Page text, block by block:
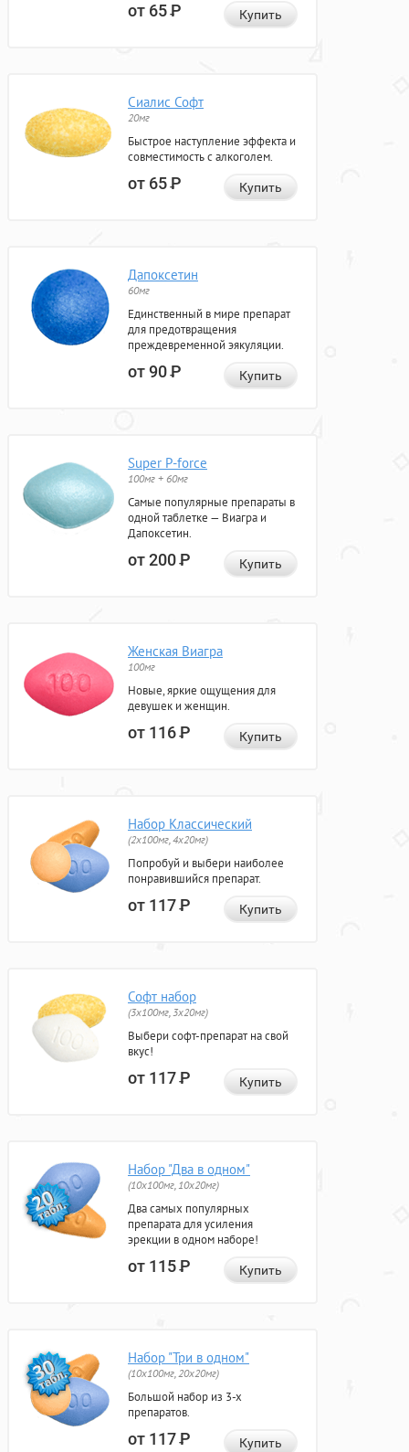
от 65Р Купить
Сиалис Софт
20мг
Быстрое наступление эффекта и
совместимость с алкоголем.
от 65Р Купить
Дапоксетин
60мг
Единственный в мире препарат
для предотвращения
преждевременной эякуляции.
от 90Р Купить
Super P-force
100мг + 60мг
Самые популярные препараты в
одной таблетке — Виагра и
Дапоксетин.
от 200Р Купить
Женская Виагра
100мг
Новые, яркие ощущения для
девушек и женщин.
от 116Р Купить
Набор Классический
(2x100мг, 4x20мг)
Попробуй и выбери наиболее
понравившийся препарат.
от 117Р Купить
Софт набор
(3x100мг, 3x20мг)
Выбери софт-препарат на свой
вкус!
от 117Р Купить
Набор "Два в одном"
(10x100мг, 10x20мг)
Два самых популярных
препарата для усиления
эрекции в одном наборе!
от 115Р Купить
Набор "Три в одном"
(10x100мг, 20x20мг)
Большой набор из 3-х
препаратов.
от 117Р Купить